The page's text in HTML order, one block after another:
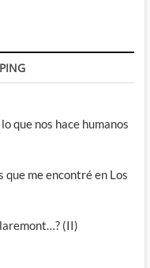
que nos hace humanos
me encontré en Los
(II)